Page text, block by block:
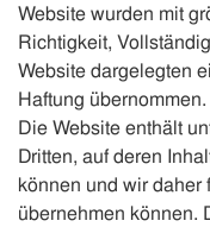
Website wurden mit
Richtigkeit,
Website dargelegten
Haftung übernommen.
Die Website enthält
Dritten, auf deren
können und wir daher
übernehmen können.